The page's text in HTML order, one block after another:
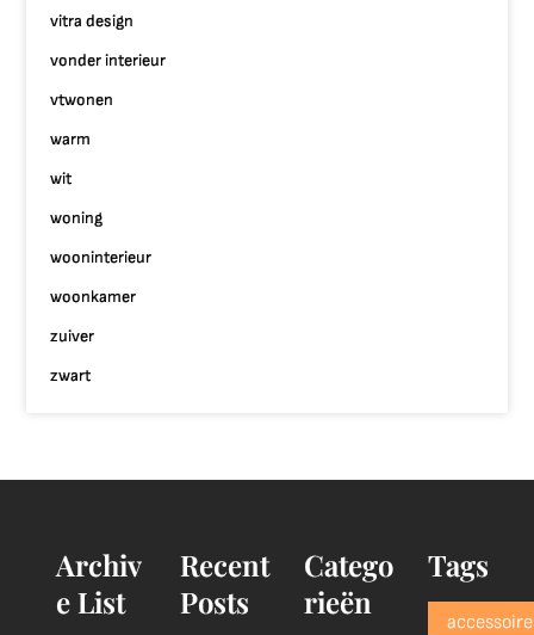
vitra design
vonder interieur
vtwonen
warm
wit
woning
wooninterieur
woonkamer
zuiver
zwart
Archiv
e List
Recent
Posts
Catego
rieën
Tags